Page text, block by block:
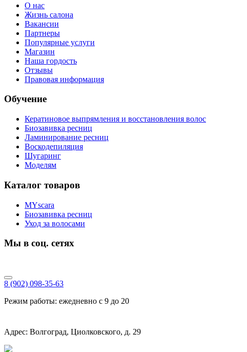
О нас
Жизнь салона
Вакансии
Партнеры
Популярные услуги
Магазин
Наша гордость
Отзывы
Правовая информация
Обучение
Кератиновое выпрямления и восстановления волос
Биозавивка ресниц
Ламинирование ресниц
Воскодепиляция
Шугаринг
Моделям
Каталог товаров
MYscara
Биозавивка ресниц
Уход за волосами
Мы в соц. сетях
8 (902) 098-35-63
Режим работы: ежедневно с 9 до 20
Адрес: Волгоград, Циолковского, д. 29